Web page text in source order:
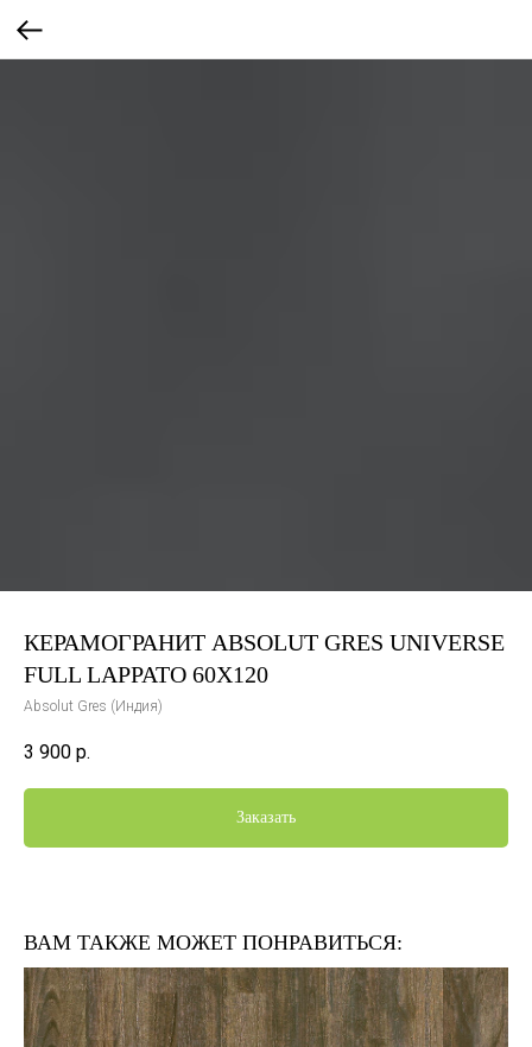
КЕРАМОГРАНИТ ABSOLUT GRES UNIVERSE
FULL LAPPATO 60X120
Absolut Gres (Индия)
3 900 р.
Заказать
ВАМ ТАКЖЕ МОЖЕТ ПОНРАВИТЬСЯ: